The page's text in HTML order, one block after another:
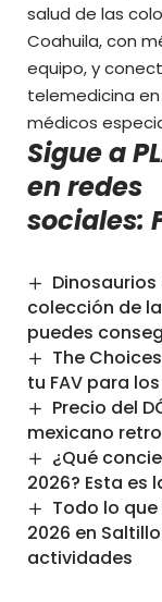
salud de las
Coahuila, con
equipo, y
telemedicina
médicos
Sigue a
en redes
sociales:
colección de
puedes
The
tu FAV para
Precio del
mexicano
¿Qué
2026? Esta es
Todo lo
2026 en
actividades